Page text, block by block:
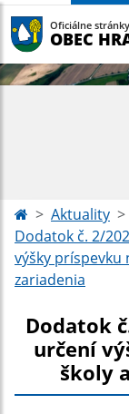
Oficiálne stránky
OBEC
Aktuality
Dodatok č. 2/
výšky príspevku
zariadenia
Dodatok
určení
školy